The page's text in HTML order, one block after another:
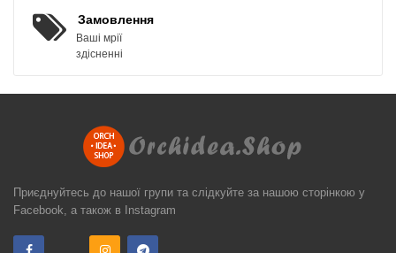
Замовлення
Ваші мрії
здісненні
Приєднуйтесь до нашої групи та слідкуйте за нашою сторінкою у
Facebook, а також в Instagram